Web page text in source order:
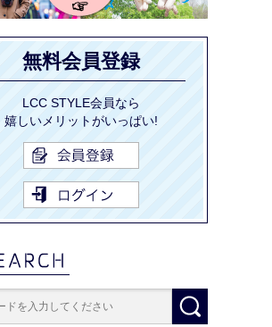
無料会員登録
LCC STYLE会員なら
嬉しいメリットがいっぱい!